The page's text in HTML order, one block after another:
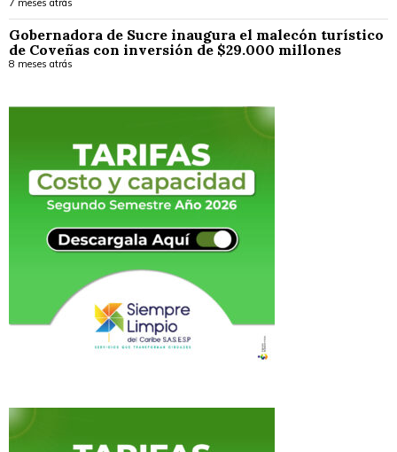
7 meses atrás
Gobernadora de Sucre inaugura el malecón turístico
de Coveñas con inversión de $29.000 millones
8 meses atrás